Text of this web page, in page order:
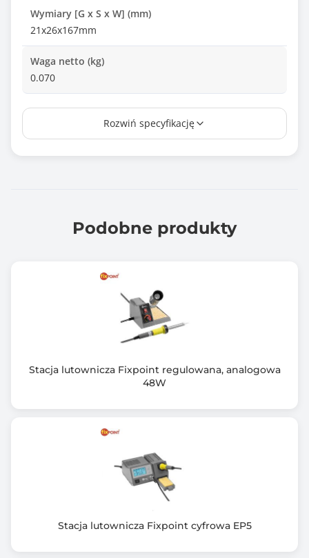
Wymiary [G x S x W] (mm)
21x26x167mm
Waga netto (kg)
0.070
Waga brutto (kg)
Kolor obudowy
Temperatura pracy: 0 ~ 40°C
Temp. przechowywania:-10 - 50°C
Zasilanie: 2x1.5V AAA
Rozwiń specyfikację
Podobne produkty
Stacja lutownicza Fixpoint regulowana, analogowa
48W
Stacja lutownicza Fixpoint cyfrowa EP5